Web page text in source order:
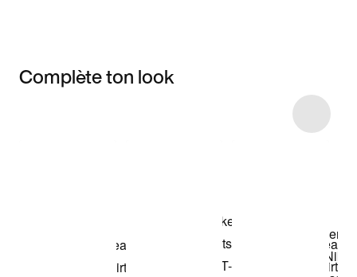
Complète ton look